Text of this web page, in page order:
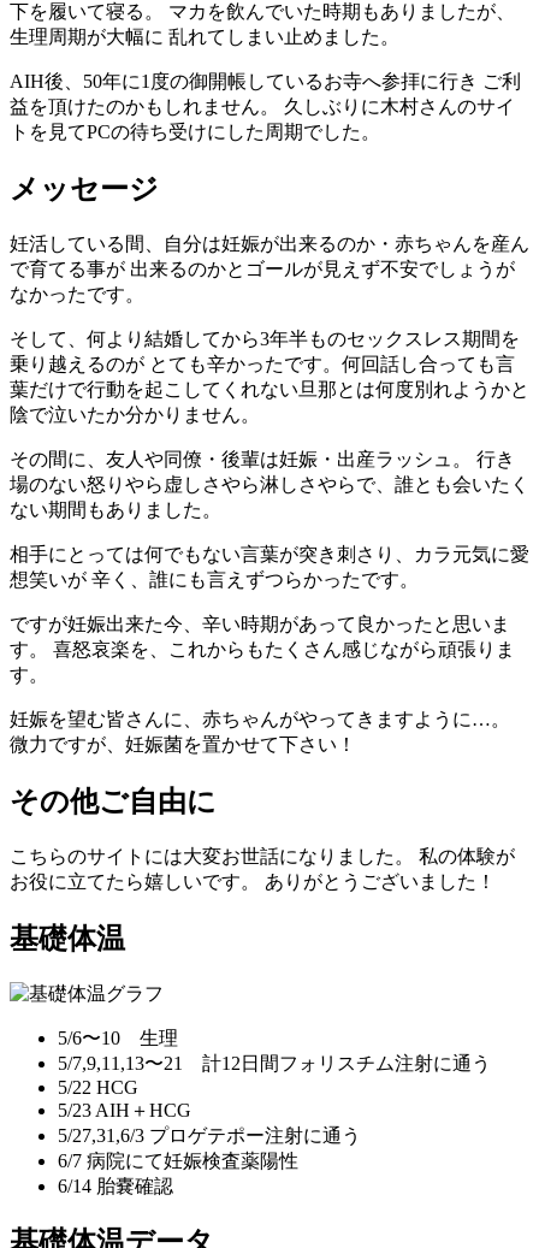
下を履いて寝る。 マカを飲んでいた時期もありましたが、
生理周期が大幅に 乱れてしまい止めました。
AIH後、50年に1度の御開帳しているお寺へ参拝に行き ご利
益を頂けたのかもしれません。 久しぶりに木村さんのサイ
トを見てPCの待ち受けにした周期でした。
メッセージ
妊活している間、自分は妊娠が出来るのか・赤ちゃんを産ん
で育てる事が 出来るのかとゴールが見えず不安でしょうが
なかったです。
そして、何より結婚してから3年半ものセックスレス期間を
乗り越えるのが とても辛かったです。何回話し合っても言
葉だけで行動を起こしてくれない旦那とは何度別れようかと
陰で泣いたか分かりません。
その間に、友人や同僚・後輩は妊娠・出産ラッシュ。 行き
場のない怒りやら虚しさやら淋しさやらで、誰とも会いたく
ない期間もありました。
相手にとっては何でもない言葉が突き刺さり、カラ元気に愛
想笑いが 辛く、誰にも言えずつらかったです。
ですが妊娠出来た今、辛い時期があって良かったと思いま
す。 喜怒哀楽を、これからもたくさん感じながら頑張りま
す。
妊娠を望む皆さんに、赤ちゃんがやってきますように…。
微力ですが、妊娠菌を置かせて下さい！
その他ご自由に
こちらのサイトには大変お世話になりました。 私の体験が
お役に立てたら嬉しいです。 ありがとうございました！
基礎体温
5/6〜10 生理
5/7,9,11,13〜21 計12日間フォリスチム注射に通う
5/22 HCG
5/23 AIH＋HCG
5/27,31,6/3 プロゲテポー注射に通う
6/7 病院にて妊娠検査薬陽性
6/14 胎嚢確認